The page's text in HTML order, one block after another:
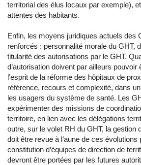
territorial des élus locaux par exemple),
attentes des habitants.
Enfin, les moyens juridiques actuels des
renforcés : personnalité morale du GHT,
titularité des autorisations par le GHT.
d’autorisation doivent par ailleurs pouvoir
l’esprit de la réforme des hôpitaux de
référence, recours et complexité, dans
les usagers du système de santé. Les
expérimenter des missions de
territoire, en lien avec les délégations
outre, sur le volet RH du GHT, la gestion
doit être revue à l’aune de ces évolutions
constitution d’équipes de direction de
devront être portées par les futures